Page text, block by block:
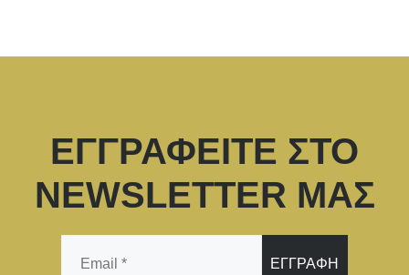
ΕΓΓΡΑΦΕΙΤΕ ΣΤΟ
NEWSLETTER ΜΑΣ